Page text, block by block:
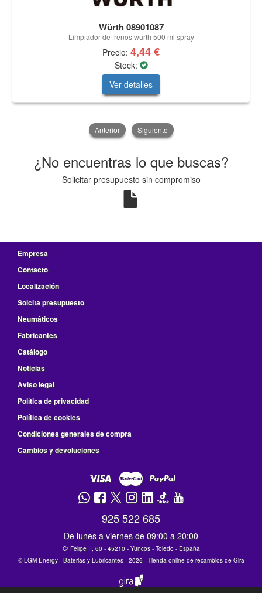
Würth 08901087
Limpiador de frenos wurth 500 ml spray
Precio: 4,44 €
Stock:
Ver detalles
Anterior Siguiente
¿No encuentras lo que buscas?
Solicitar presupuesto sin compromiso
Empresa
Contacto
Localización
Solcita presupuesto
Neumáticos
Fabricantes
Catálogo
Noticias
Aviso legal
Política de privacidad
Política de cookies
Condiciones generales de compra
Cambios y devoluciones
925 522 685
De lunes a viernes de 09:00 a 20:00
C/ Felipe II, 60 - 45210 - Yuncos - Toledo - España
©LGM Energy - Baterias y Lubricantes- 2026 -Tienda online de recambios de Gira